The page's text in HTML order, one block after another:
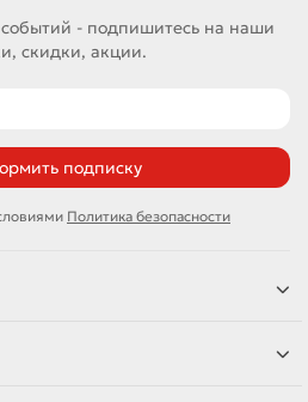
событий - подпишитесь на наши
скидки, акции.
подписку
Политика безопасности